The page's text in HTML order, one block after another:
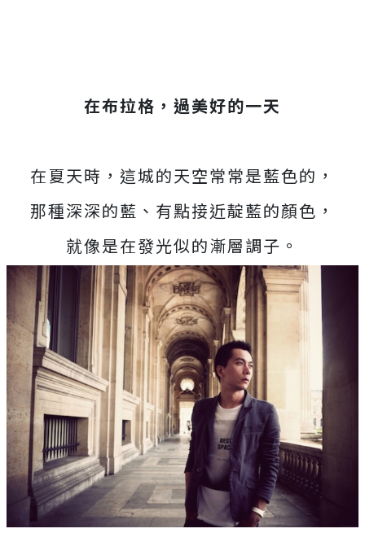
在布拉格，過美好的一天
在夏天時，這城的天空常常是藍色的，
那種深深的藍、有點接近靛藍的顏色，
就像是在發光似的漸層調子。